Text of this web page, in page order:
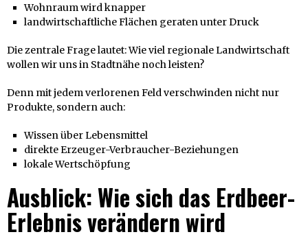
Wohnraum wird knapper
landwirtschaftliche Flächen geraten unter Druck
Die zentrale Frage lautet: Wie viel regionale Landwirtschaft
wollen wir uns in Stadtnähe noch leisten?
Denn mit jedem verlorenen Feld verschwinden nicht nur
Produkte, sondern auch:
Wissen über Lebensmittel
direkte Erzeuger-Verbraucher-Beziehungen
lokale Wertschöpfung
Ausblick: Wie sich das Erdbeer-
Erlebnis verändern wird